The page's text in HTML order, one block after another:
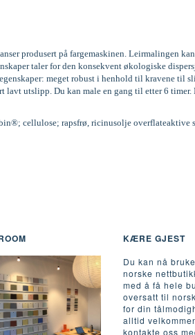
produsert på fargemaskinen. Leirmalingen
taler for den konsekvent økologiske
meget robust i henhold til kravene til
utslipp. Du kan male en gang til etter 6
cellulose; rapsfrø, ricinusolje
KÆRE GJEST
Du kan nå
norske
med å få hele
oversatt til
for din
alltid
kontakte oss